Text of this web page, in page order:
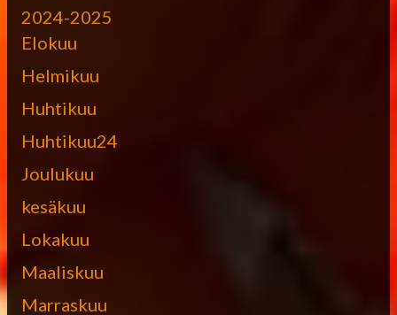
2024-2025
Elokuu
Helmikuu
Huhtikuu
Huhtikuu24
Joulukuu
kesäkuu
Lokakuu
Maaliskuu
Marraskuu